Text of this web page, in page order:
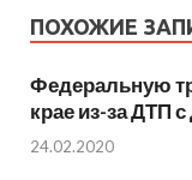
ПОХОЖИЕ
Федеральную
крае из-за ДТП
24.02.2020